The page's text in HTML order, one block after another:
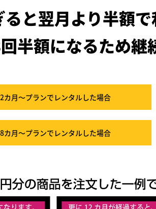
と翌月より半額で
半額になるため継
カ月～プランでレンタルした場合
カ月～プランでレンタルした場合